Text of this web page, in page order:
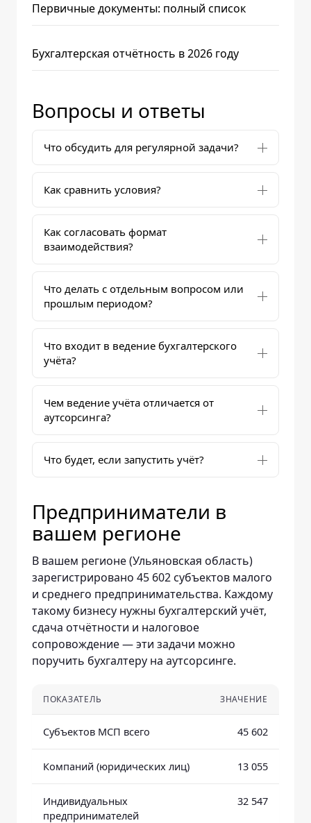
Первичные документы: полный список
Бухгалтерская отчётность в 2026 году
Вопросы и ответы
Что обсудить для регулярной задачи?
Как сравнить условия?
Как согласовать формат
взаимодействия?
Что делать с отдельным вопросом или
прошлым периодом?
Что входит в ведение бухгалтерского
учёта?
Чем ведение учёта отличается от
аутсорсинга?
Что будет, если запустить учёт?
Предприниматели в
вашем регионе
В вашем регионе (Ульяновская область)
зарегистрировано 45 602 субъектов малого
и среднего предпринимательства. Каждому
такому бизнесу нужны бухгалтерский учёт,
сдача отчётности и налоговое
сопровождение — эти задачи можно
поручить бухгалтеру на аутсорсинге.
ПОКАЗАТЕЛЬ ЗНАЧЕНИЕ
Субъектов МСП всего 45 602
Компаний (юридических лиц) 13 055
Индивидуальных
предпринимателей
32 547